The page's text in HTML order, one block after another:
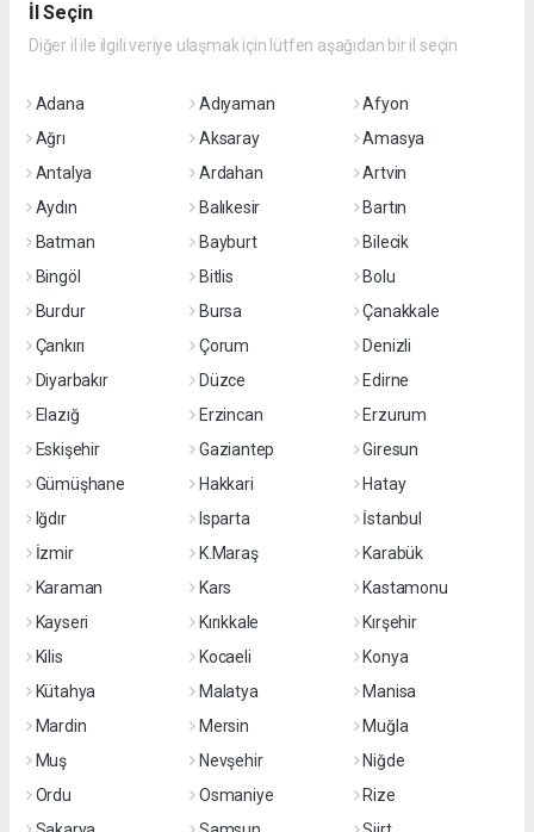
İl Seçin
Diğer il ile ilgili veriye ulaşmak için lütfen aşağıdan bir il seçin
Adana Adıyaman
Afyon
Ağrı
Aksaray
Amasya
Antalya
Ardahan
Artvin
Aydın
Balıkesir
Bartın
Batman
Bayburt
Bilecik
Bingöl
Bitlis
Bolu
Burdur
Bursa
Çanakkale
Çankırı
Çorum
Denizli
Diyarbakır
Düzce
Edirne
Elazığ
Erzincan
Erzurum
Eskişehir
Gaziantep
Giresun
Gümüşhane
Hakkari
Hatay
Iğdır
Isparta
İstanbul
İzmir
K.Maraş
Karabük
Karaman
Kars
Kastamonu
Kayseri
Kırıkkale
Kırşehir
Kilis
Kocaeli
Konya
Kütahya
Malatya
Manisa
Mardin
Mersin
Muğla
Muş
Nevşehir
Niğde
Ordu
Osmaniye
Rize